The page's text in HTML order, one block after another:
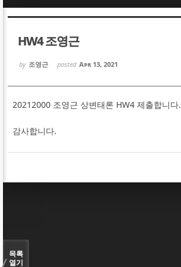
HW4 조영근
by 조영근 posted Apr 13, 2021
20212000 조영근 상변태론 HW4 제출합니다.
감사합니다.
목록
열기
Sketchbook5, 스케치북5
Sketchbook5, 스케치북5
Sketchbook5, 스케치북5
Sketchbook5, 스케치북5